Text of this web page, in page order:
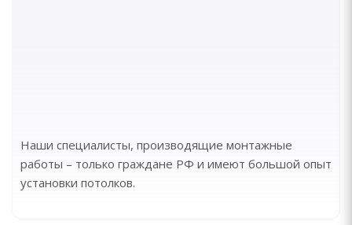
Наши специалисты, производящие монтажные
работы – только граждане РФ и имеют большой опыт
установки потолков.